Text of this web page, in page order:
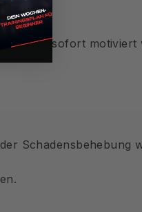
und ist sofort motiviert
Schadensbehebung